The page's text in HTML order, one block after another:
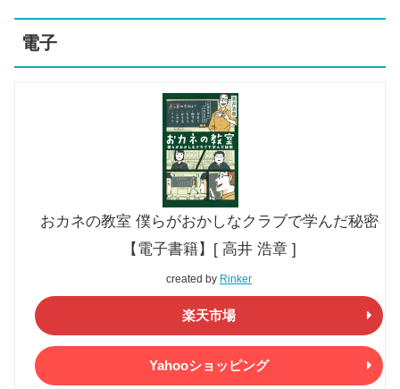
電子
おカネの教室 僕らがおかしなクラブで学んだ秘密
【電子書籍】[ 高井 浩章 ]
created by Rinker
楽天市場
Yahooショッピング